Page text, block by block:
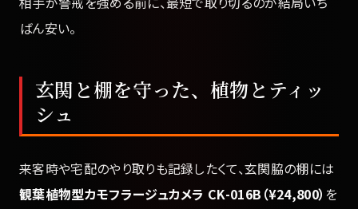
ばん安い。
玄関と棚を守った、植物とティッ
シュ
来客時や宅配のやり取りも記録したくて、玄関脇の棚には
観葉植物型カモフラージュカメラ CK-016B（¥24,800） を